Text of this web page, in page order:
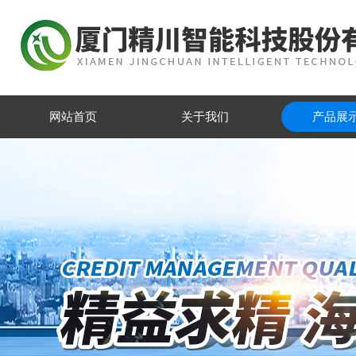
网站首页 关于我们 产品展